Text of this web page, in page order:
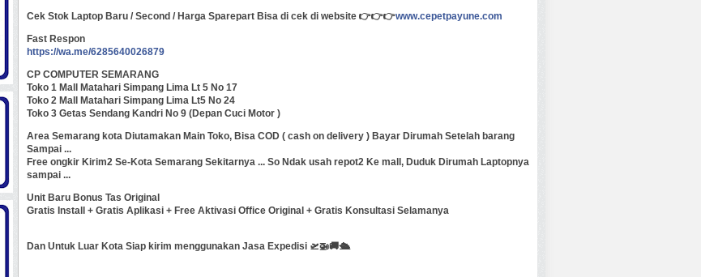
Cek Stok Laptop Baru / Second / Harga Sparepart Bisa di cek di website 👉👉👉www.cepetpayune.com
Fast Respon
https://wa.me/6285640026879
CP COMPUTER SEMARANG
Toko 1 Mall Matahari Simpang Lima Lt 5 No 17
Toko 2 Mall Matahari Simpang Lima Lt5 No 24
Toko 3 Getas Sendang Kandri No 9 (Depan Cuci Motor )
Area Semarang kota Diutamakan Main Toko, Bisa COD ( cash on delivery ) Bayar Dirumah Setelah barang
Sampai ...
Free ongkir Kirim2 Se-Kota Semarang Sekitarnya ... So Ndak usah repot2 Ke mall, Duduk Dirumah Laptopnya
sampai ...
Unit Baru Bonus Tas Original
Gratis Install + Gratis Aplikasi + Free Aktivasi Office Original + Gratis Konsultasi Selamanya
Dan Untuk Luar Kota Siap kirim menggunakan Jasa Expedisi 🛫🚁🚚🛳️